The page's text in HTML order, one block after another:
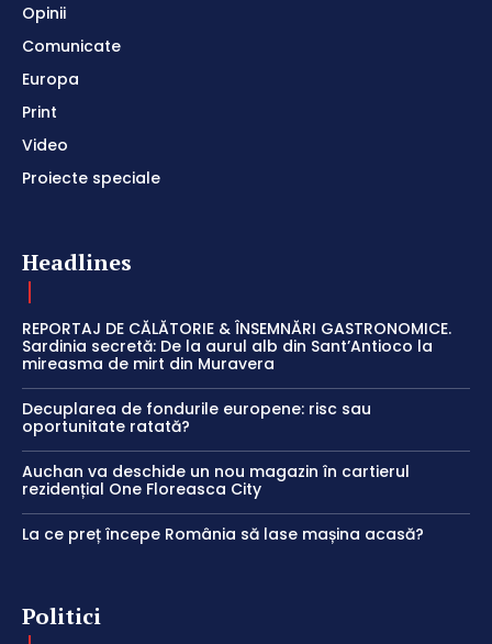
Opinii
Comunicate
Europa
Print
Video
Proiecte speciale
Headlines
REPORTAJ DE CĂLĂTORIE & ÎNSEMNĂRI GASTRONOMICE.
Sardinia secretă: De la aurul alb din Sant’Antioco la
mireasma de mirt din Muravera
Decuplarea de fondurile europene: risc sau
oportunitate ratată?
Auchan va deschide un nou magazin în cartierul
rezidențial One Floreasca City
La ce preț începe România să lase mașina acasă?
Politici